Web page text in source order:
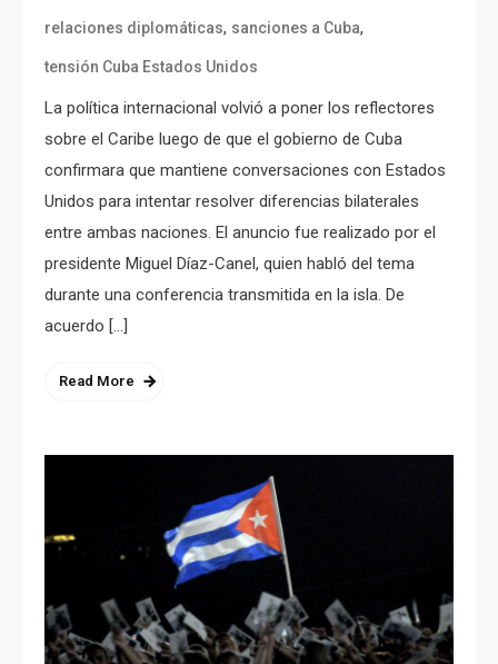
relaciones diplomáticas, sanciones a Cuba,
tensión Cuba Estados Unidos
La política internacional volvió a poner los reflectores
sobre el Caribe luego de que el gobierno de Cuba
confirmara que mantiene conversaciones con Estados
Unidos para intentar resolver diferencias bilaterales
entre ambas naciones. El anuncio fue realizado por el
presidente Miguel Díaz-Canel, quien habló del tema
durante una conferencia transmitida en la isla. De
acuerdo […]
Read More